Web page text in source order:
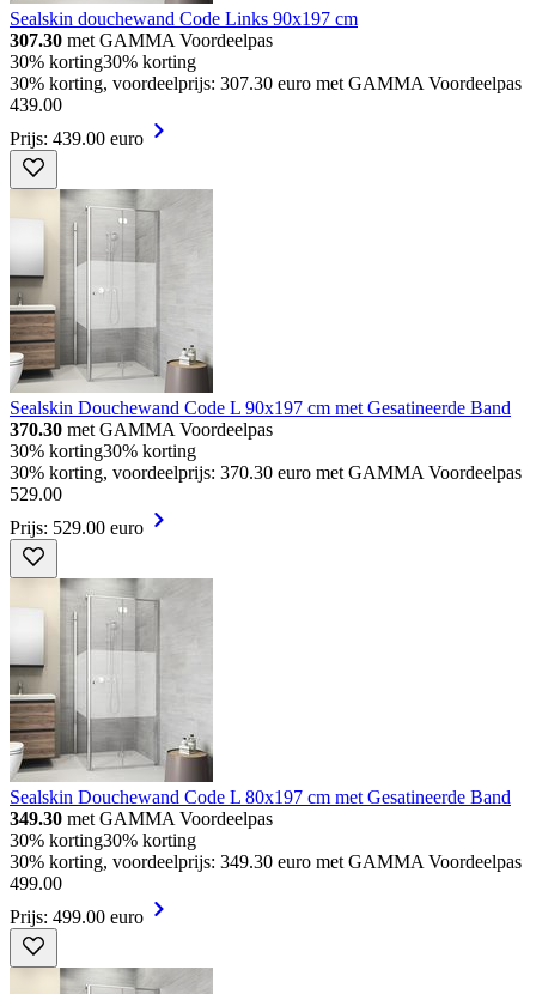
Sealskin douchewand Code Links 90x197 cm
307.30 met GAMMA Voordeelpas
30% korting30% korting
30% korting, voordeelprijs: 307.30 euro met GAMMA Voordeelpas
439.00
Prijs: 439.00 euro
Sealskin Douchewand Code L 90x197 cm met Gesatineerde Band
370.30 met GAMMA Voordeelpas
30% korting30% korting
30% korting, voordeelprijs: 370.30 euro met GAMMA Voordeelpas
529.00
Prijs: 529.00 euro
Sealskin Douchewand Code L 80x197 cm met Gesatineerde Band
349.30 met GAMMA Voordeelpas
30% korting30% korting
30% korting, voordeelprijs: 349.30 euro met GAMMA Voordeelpas
499.00
Prijs: 499.00 euro